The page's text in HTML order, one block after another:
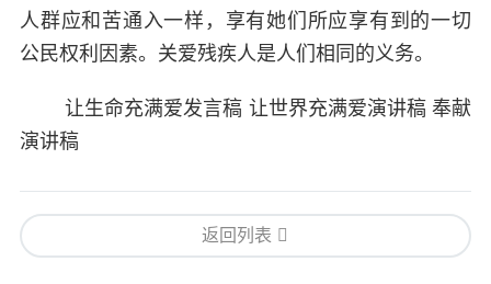
人群应和苦通入一样，享有她们所应享有到的一切
公民权利因素。关爱残疾人是人们相同的义务。
让生命充满爱发言稿 让世界充满爱演讲稿 奉献
演讲稿
返回列表